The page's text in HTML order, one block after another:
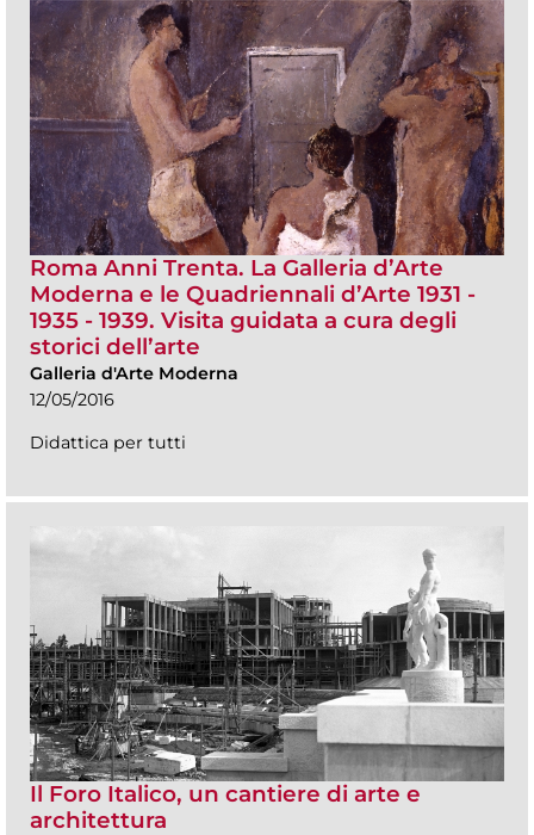
Roma Anni Trenta. La Galleria d’Arte
Moderna e le Quadriennali d’Arte 1931 -
1935 - 1939. Visita guidata a cura degli
storici dell’arte
Galleria d'Arte Moderna
12/05/2016
Didattica per tutti
Il Foro Italico, un cantiere di arte e
architettura